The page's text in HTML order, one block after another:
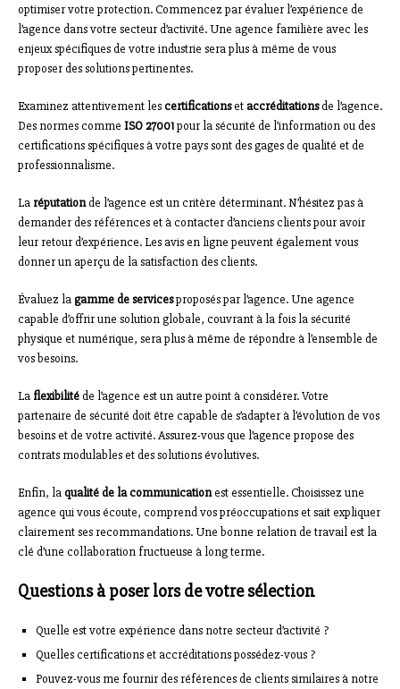
optimiser votre protection. Commencez par évaluer l’expérience de
l’agence dans votre secteur d’activité. Une agence familière avec les
enjeux spécifiques de votre industrie sera plus à même de vous
proposer des solutions pertinentes.
Examinez attentivement lescertificationsetaccréditationsde l’agence.
Des normes comme ISO 27001pour la sécurité de l’information ou des
certifications spécifiques à votre pays sont des gages de qualité et de
professionnalisme.
La réputationde l’agence est un critère déterminant. N’hésitez pas à
demander des références et à contacter d’anciens clients pour avoir
leur retour d’expérience. Les avis en ligne peuvent également vous
donner un aperçu de la satisfaction des clients.
Évaluez la gamme de servicesproposés par l’agence. Une agence
capable d’offrir une solution globale, couvrant à la fois la sécurité
physique et numérique, sera plus à même de répondre à l’ensemble de
vos besoins.
La flexibilitéde l’agence est un autre point à considérer. Votre
partenaire de sécurité doit être capable de s’adapter à l’évolution de vos
besoins et de votre activité. Assurez-vous que l’agence propose des
contrats modulables et des solutions évolutives.
Enfin, laqualité de la communicationest essentielle. Choisissez une
agence qui vous écoute, comprend vos préoccupations et sait expliquer
clairement ses recommandations. Une bonne relation de travail est la
clé d’une collaboration fructueuse à long terme.
Questions à poser lors de votre sélection
Quelle est votre expérience dans notre secteur d’activité ?
Quelles certifications et accréditations possédez-vous ?
Pouvez-vous me fournir des références de clients similaires à notre